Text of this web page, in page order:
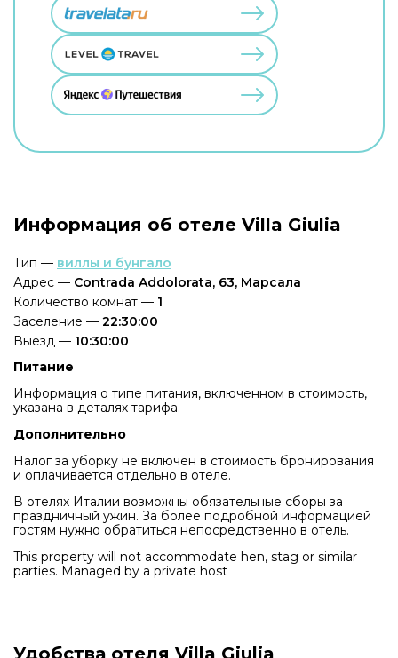
Информация об отеле Villa Giulia
Тип — виллы и бунгало
Адрес — Contrada Addolorata, 63, Марсала
Количество комнат — 1
Заселение — 22:30:00
Выезд — 10:30:00
Питание
Информация о типе питания, включенном в стоимость,
указана в деталях тарифа.
Дополнительно
Налог за уборку не включён в стоимость бронирования
и оплачивается отдельно в отеле.
В отелях Италии возможны обязательные сборы за
праздничный ужин. За более подробной информацией
гостям нужно обратиться непосредственно в отель.
This property will not accommodate hen, stag or similar
parties. Managed by a private host
Удобства отеля Villa Giulia